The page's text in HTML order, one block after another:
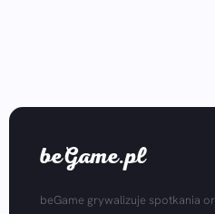
beGame.pl
beGame grywalizuje spotkania